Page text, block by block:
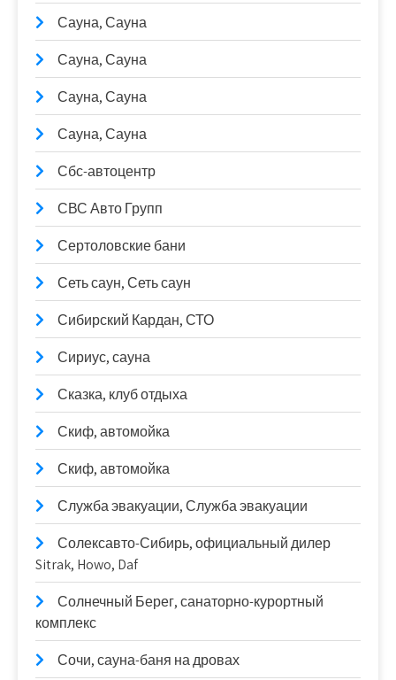
Сауна, Сауна
Сауна, Сауна
Сауна, Сауна
Сауна, Сауна
Сбс-автоцентр
СВС Авто Групп
Сертоловские бани
Сеть саун, Сеть саун
Сибирский Кардан, СТО
Сириус, сауна
Сказка, клуб отдыха
Скиф, автомойка
Скиф, автомойка
Служба эвакуации, Служба эвакуации
Солексавто-Сибирь, официальный дилер
Sitrak, Howo, Daf
Солнечный Берег, санаторно-курортный
комплекс
Сочи, сауна-баня на дровах